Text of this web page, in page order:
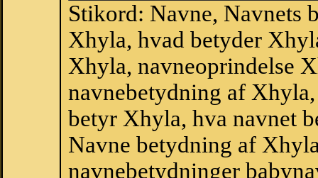
Stikord: Navne, Navnets
Xhyla, hvad betyder
Xhyla, navneoprindelse
navnebetydning af
betyr Xhyla, hva navnet
Navne betydning af
navnebetydninger